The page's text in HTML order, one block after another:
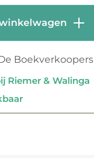
Boekverkoopers
Riemer & Walinga